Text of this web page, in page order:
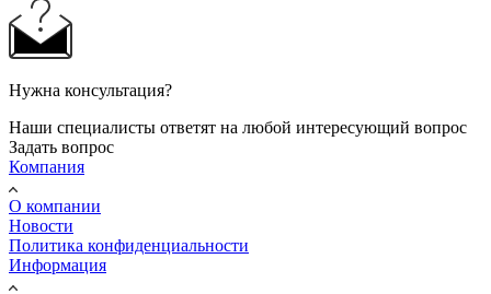
Нужна консультация?
Наши специалисты ответят на любой интересующий вопрос
Задать вопрос
Компания
О компании
Новости
Политика конфиденциальности
Информация